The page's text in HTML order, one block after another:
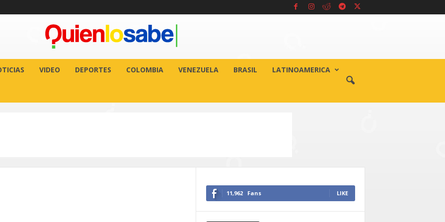
VIDEO DEPORTES COLOMBIA VENEZUELA BRASIL LATINOAMERICA
11,962 Fans LIKE